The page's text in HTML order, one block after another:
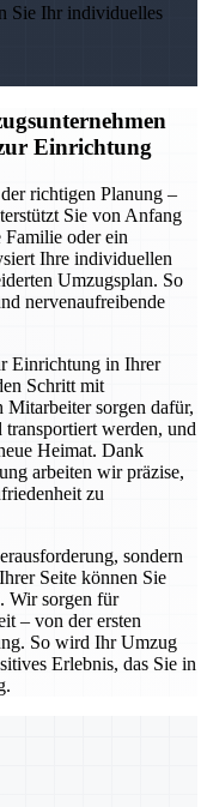
Sie Ihr individuelles
Einrichtung
richtigen Planung –
Sie von Anfang
oder ein
Ihre individuellen
Umzugsplan. So
nervenaufreibende
Einrichtung in Ihrer
Schritt mit
Mitarbeiter sorgen dafür,
transportiert werden, und
Heimat. Dank
arbeiten wir präzise,
zu
sondern
Seite können Sie
Wir sorgen für
– von der ersten
So wird Ihr Umzug
Erlebnis, das Sie in